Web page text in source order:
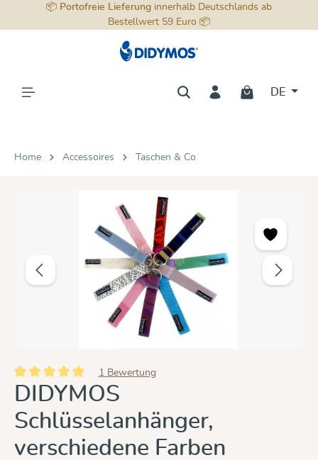
springen
📦 Portofreie Lieferung innerhalb Deutschlands ab
Bestellwert 59 Euro 📦
DE
Home Accessoires Taschen & Co
Durchschnittliche Bewertung von 5 von 5 Sternen
1 Bewertung
DIDYMOS
Schlüsselanhänger,
verschiedene Farben